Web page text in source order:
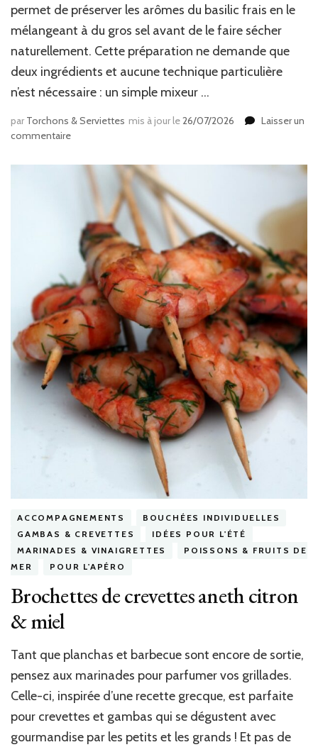
permet de préserver les arômes du basilic frais en le
mélangeant à du gros sel avant de le faire sécher
naturellement. Cette préparation ne demande que
deux ingrédients et aucune technique particulière
n’est nécessaire : un simple mixeur …
par Torchons & Serviettes mis à jour le26/07/2026
Laisser un
commentairesur
au
pour
conserver
basilic
toute
l’année
ACCOMPAGNEMENTS
BOUCHÉES INDIVIDUELLES
GAMBAS & CREVETTES
IDÉES POUR L'ÉTÉ
MARINADES & VINAIGRETTES
POISSONS & FRUITS DE
MER
POUR L'APÉRO
Brochettes de crevettes aneth citron
& miel
Tant que planchas et barbecue sont encore de sortie,
pensez aux marinades pour parfumer vos grillades.
Celle-ci, inspirée d’une recette grecque, est parfaite
pour crevettes et gambas qui se dégustent avec
gourmandise par les petits et les grands ! Et pas de